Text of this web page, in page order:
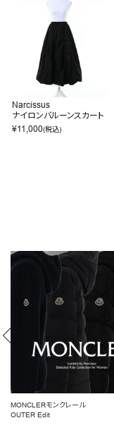
Narcissus
ナイロンバルーンスカート
¥11,000(税込)
MONCLERモンクレール
OUTER Edit